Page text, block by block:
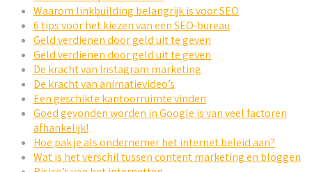
Waarom linkbuilding belangrijk is voor SEO
6 tips voor het kiezen van een SEO-bureau
Geld verdienen door geld uit te geven
Geld verdienen door geld uit te geven
De kracht van Instagram marketing
De kracht van animatievideo’s
Een geschikte kantoorruimte vinden
Goed gevonden worden in Google is van veel factoren
afhankelijk!
Hoe pak je als ondernemer het internet beleid aan?
Wat is het verschil tussen content marketing en bloggen